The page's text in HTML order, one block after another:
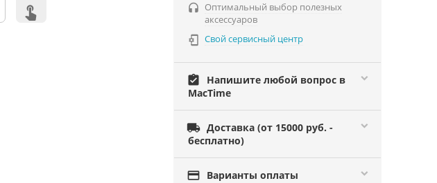
 Оптимальный выбор полезных
аксессуаров
 Свой сервисный центр
assignment_turned_in
Напишите любой вопрос в
MacTime
 Доставка (от 15000 руб. -
бесплатно)
 Варианты оплаты